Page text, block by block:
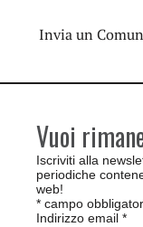
Invia un
Vuoi
Iscriviti alla
periodiche
web!
* campo
Indirizzo email *